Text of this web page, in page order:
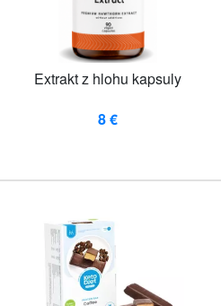
Extrakt z hlohu kapsuly
8 €